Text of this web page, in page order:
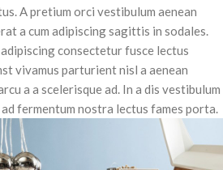
A pretium orci vestibulum aenean
a cum adipiscing sagittis in sodales.
consectetur fusce lectus
vivamus parturient nisl a aenean
a a scelerisque ad. In a dis vestibulum
fermentum nostra lectus fames porta.